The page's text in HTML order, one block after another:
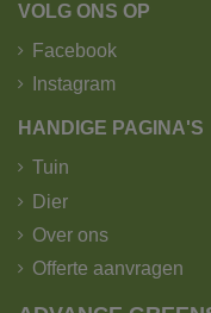
VOLG ONS OP
Facebook
Instagram
HANDIGE PAGINA'S
Tuin
Dier
Over ons
Offerte aanvragen